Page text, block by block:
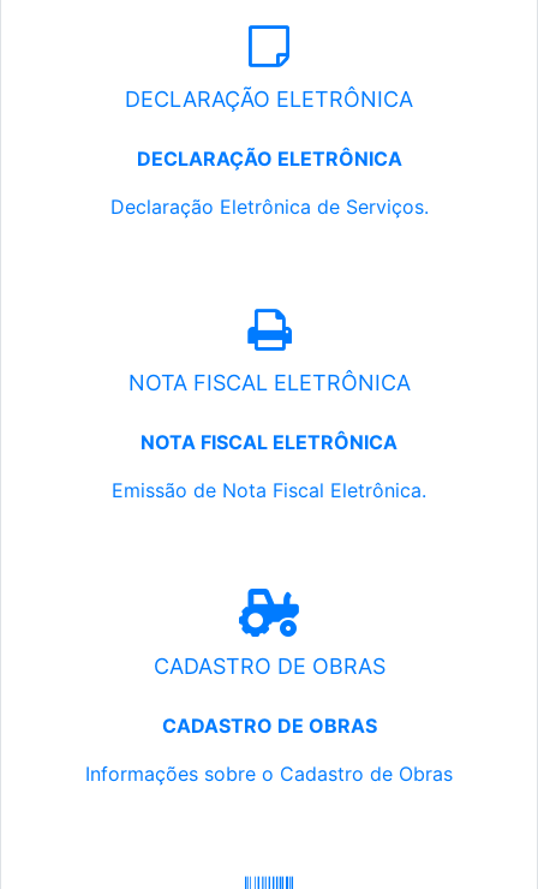
DECLARAÇÃO ELETRÔNICA
DECLARAÇÃO ELETRÔNICA
Declaração Eletrônica de Serviços.
NOTA FISCAL ELETRÔNICA
NOTA FISCAL ELETRÔNICA
Emissão de Nota Fiscal Eletrônica.
CADASTRO DE OBRAS
CADASTRO DE OBRAS
Informações sobre o Cadastro de Obras